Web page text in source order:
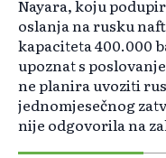
Nayara, koju
oslanja na rusku
kapaciteta 400.000
upoznat s
ne planira uvoziti
jednomjesečnog
nije odgovorila na